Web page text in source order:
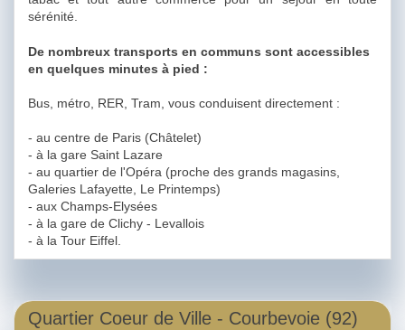
sérénité.
De nombreux transports en communs sont accessibles
en quelques minutes à pied :
Bus, métro, RER, Tram, vous conduisent directement :
- au centre de Paris (Châtelet)
- à la gare Saint Lazare
- au quartier de l'Opéra (proche des grands magasins,
Galeries Lafayette, Le Printemps)
- aux Champs-Elysées
- à la gare de Clichy - Levallois
- à la Tour Eiffel.
Quartier Coeur de Ville - Courbevoie (92)